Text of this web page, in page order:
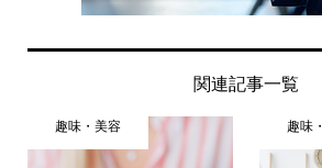
関連記事一覧
趣味・美容 趣味